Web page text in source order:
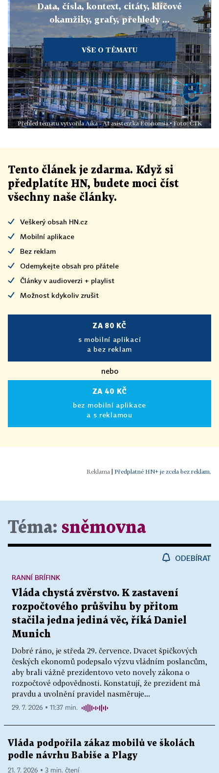
Data, čísla, kontext, citáty, klíčové
okamžiky, grafy, přehledy ...
VŠE O TÉMATU
Přehled tématu vytvořila Aika - AI asistentka Economia • Foto: ČTK
Tento článek je zdarma. Když si
předplatíte HN, budete moci číst
všechny naše články.
Veškerý obsah HN.cz
Mobilní aplikace
Bez reklam
Odemykejte obsah pro přátele
Články v audioverzi + playlist
Možnost kdykoliv zrušit
ZA 80 KČ
s mobilní aplikací
a bez reklam
nebo
ZA 40 KČ
bez mobilní aplikace
a s reklamou
| Předplatné HN+ je zcela bez reklam.
Téma: sněmovna
ODEBÍRAT
Vláda chystá zvěrstvo. K zastavení
rozpočtového průšvihu by přitom
stačila jedna jediná věc, říká Daniel
Munich
Dobré ráno, je středa 29. července. Dvacet špičkových
českých ekonomů podepsalo výzvu vládním poslancům,
aby brali vážně prezidentovo veto novely zákona o
rozpočtové odpovědnosti. Konstatují, že prezident má
pravdu a uvolnění pravidel nasměruje...
RANNÍ BRÍFINK
29. 7. 2026 ▪ 11:37 min.
Vláda podpořila zákaz mobilů ve školách
podle návrhu Babiše a Plagy
21. 7. 2026 ▪ 3 min. čtení